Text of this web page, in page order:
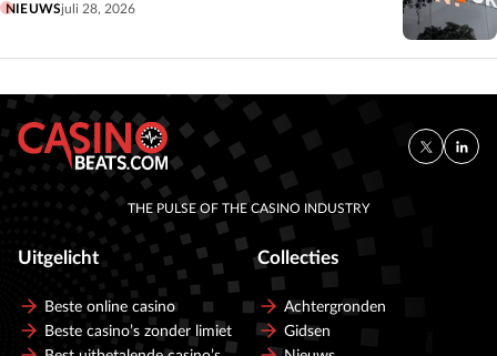
NIEUWSjuli 28, 2026
THE PULSE OF THE CASINO INDUSTRY
Uitgelicht
Beste online casino
Beste casino’s zonder limiet
Collecties
Achtergronden
Gidsen